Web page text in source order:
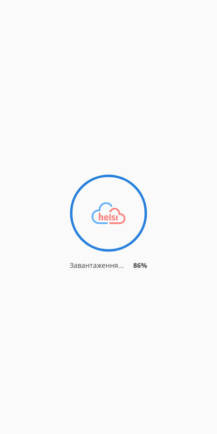
Завантаження... 86%